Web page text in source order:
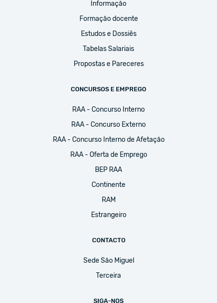
Informação
Formação docente
Estudos e Dossiês
Tabelas Salariais
Propostas e Pareceres
CONCURSOS E EMPREGO
RAA - Concurso Interno
RAA - Concurso Externo
RAA - Concurso Interno de Afetação
RAA - Oferta de Emprego
BEP RAA
Continente
RAM
Estrangeiro
CONTACTO
Sede São Miguel
Terceira
SIGA-NOS